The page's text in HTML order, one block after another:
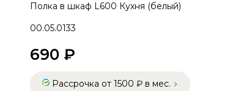
Полка в шкаф L600 Кухня (белый)
00.05.0133
690 ₽
Рассрочка от 1500 ₽ в мес.